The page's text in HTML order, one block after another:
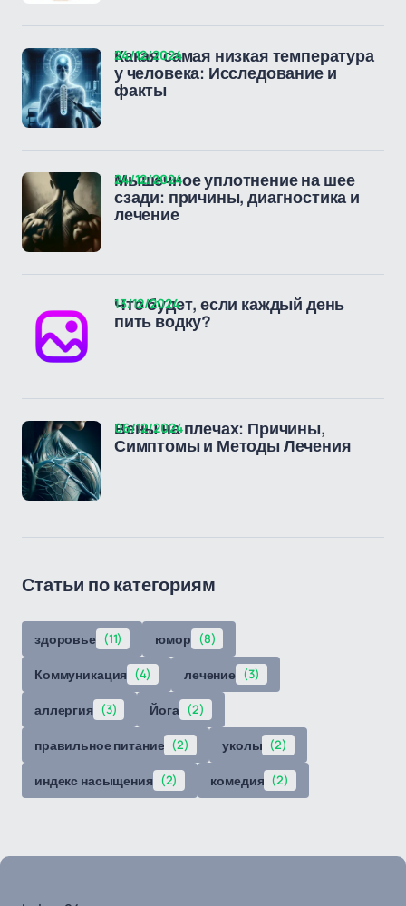
Какая самая низкая температура
у человека: Исследование и
факты
24/12/2024
Мышечное уплотнение на шее
сзади: причины, диагностика и
лечение
24/12/2024
Что будет, если каждый день
пить водку?
13/12/2024
Вены на плечах: Причины,
Симптомы и Методы Лечения
06/12/2024
Статьи по категориям
здоровье (11) юмор (8)
Коммуникация (4) лечение (3)
аллергия (3) Йога (2)
правильное питание (2) уколы (2)
индекс насыщения (2) комедия (2)